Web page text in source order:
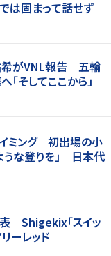
は固まって話せず
希がVNL報告 五輪
そしてここから」
イミング 初出場の小
うな登りを」 日本代
Shigekix「スイッ
ーレッド